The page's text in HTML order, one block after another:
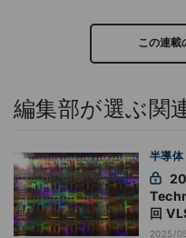
この連載
編集部が選ぶ関
半導体
回
898
2025/